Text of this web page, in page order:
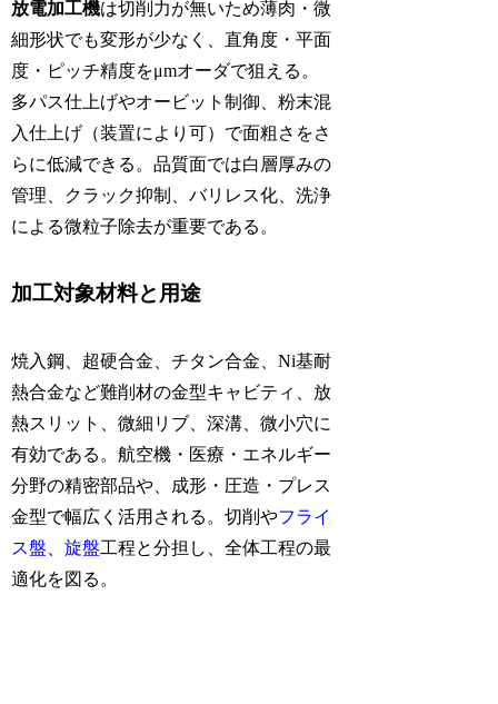
放電加工機は切削力が無いため薄肉・微
細形状でも変形が少なく、直角度・平面
度・ピッチ精度をμmオーダで狙える。
多パス仕上げやオービット制御、粉末混
入仕上げ（装置により可）で面粗さをさ
らに低減できる。品質面では白層厚みの
管理、クラック抑制、バリレス化、洗浄
による微粒子除去が重要である。
加工対象材料と用途
焼入鋼、超硬合金、チタン合金、Ni基耐
熱合金など難削材の金型キャビティ、放
熱スリット、微細リブ、深溝、微小穴に
有効である。航空機・医療・エネルギー
分野の精密部品や、成形・圧造・プレス
金型で幅広く活用される。切削やフライ
ス盤 、旋盤工程と分担し、全体工程の最
適化を図る。